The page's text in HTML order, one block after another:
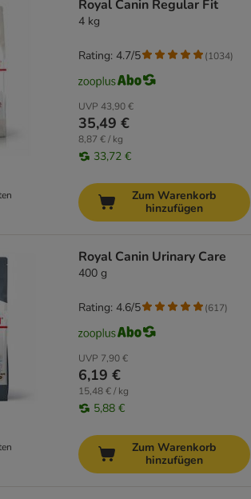
Royal Canin Regular Fit
4 kg
UVP 43,90 €
35,49 €
8,87 € / kg
33,72 €
Rating: 4.7/5 (1034)
Zum Warenkorb
hinzufügen
Royal Canin Urinary Care
400 g
UVP 7,90 €
6,19 €
15,48 € / kg
5,88 €
Rating: 4.6/5 (617)
Zum Warenkorb
hinzufügen